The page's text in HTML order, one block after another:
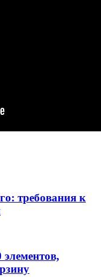
требования к